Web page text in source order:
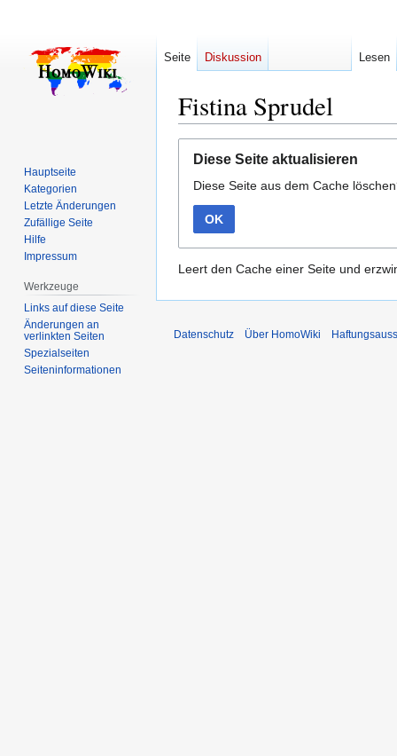
Fistina Sprudel
Navigation
springen
Suche
springen
Diese Seite aktualisieren
Diese Seite aus dem Cache
OK
Leert den Cache einer Seite und
Seite Diskussion Lesen
Hauptseite
Kategorien
Letzte Änderungen
Zufällige Seite
Hilfe
Impressum
Werkzeuge
Links auf diese Seite
Änderungen an
verlinkten Seiten
Spezialseiten
Seiten­­informationen
Datenschutz Über HomoWiki